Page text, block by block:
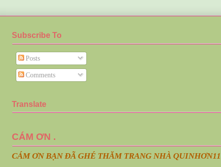
Subscribe To
Posts
Comments
Translate
CÁM ƠN .
CÁM ƠN BẠN ĐÃ GHÉ THĂM TRANG NHÀ QUINHƠN